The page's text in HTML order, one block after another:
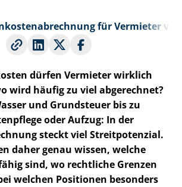
für Vermieter
dürfen Vermieter wirklich
wird häufig zu viel abgerechnet?
und Grundsteuer bis zu
oder Aufzug: In der
steckt viel Streitpotenzial.
daher genau wissen, welche
sind, wo rechtliche Grenzen
welchen Positionen besonders